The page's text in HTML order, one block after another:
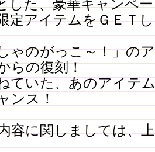
た、豪華キャンペ
定アイテムをＧＥＴ
ゃのがっこ～！」の
らの復刻！
ていた、あのアイテ
ンス！
容に関しましては、